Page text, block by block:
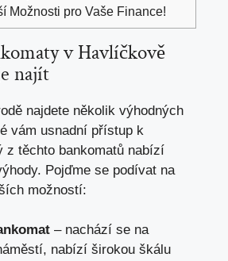
Možnosti pro Vaše Finance!
v Havlíčkově
najít
najdete několik výhodných
vám usnadní přístup k
z těchto bankomatů nabízí
Pojďme se podívat na
možností:
– nachází se na
nabízí širokou škálu